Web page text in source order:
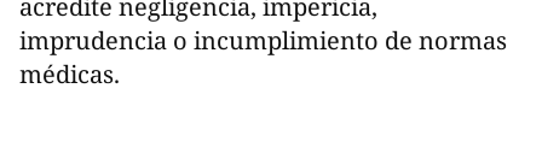
acredite negligencia, impericia,
imprudencia o incumplimiento de normas
médicas.